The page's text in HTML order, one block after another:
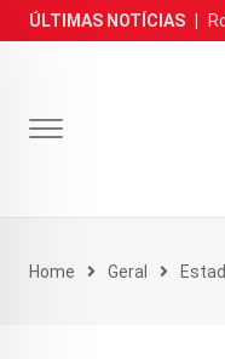
Skip
to
ÚLTIMAS NOTÍCIAS
Home Geral